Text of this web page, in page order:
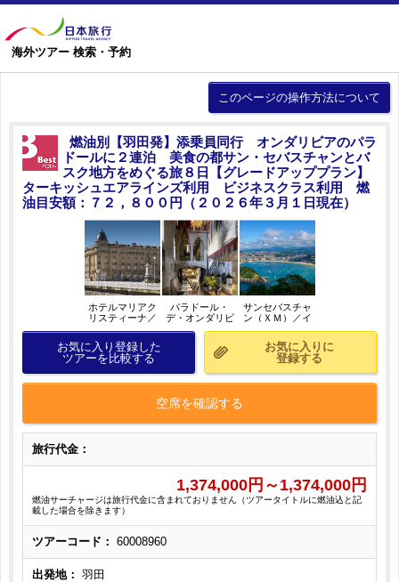
海外ツアー 検索・予約
このページの操作方法について
燃油別【羽田発】添乗員同行 オンダリビアのパラ
ドールに２連泊 美食の都サン・セバスチャンとバ
スク地方をめぐる旅８日【グレードアッププラン】
ターキッシュエアラインズ利用 ビジネスクラス利用 燃
油目安額：７２，８００円（２０２６年３月１日現在）
ホテルマリアク
リスティーナ／
パラドール・
デ・オンダリビ
de Turismo
サンセバスチャ
ン（ＸＭ）／イ
お気に入り登録した
ツアーを比較する
お気に入りに
登録する
空席を確認する
旅行代金：
1,374,000 円～ 1,374,000 円
燃油サーチャージは旅行代金に含まれておりません（ツアータイトルに燃油込と記
載した場合を除きます）
ツアーコード： 60008960
出発地： 羽田